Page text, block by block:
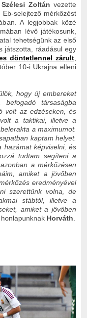
Szélesi Zoltán vezette
selejtező mérkőzést
A legjobbak közé
lévő játékosunk,
tehetségünk az első
játszotta, ráadásul egy
döntetlennel zárult,
10-i Ukrajna elleni
hogy új embereket
társaságba
volt az edzéseken, és
a taktikai, illetve a
a maximumot.
kaptam helyet.
hazámat képviselni, és
tudtam segíteni a
a mérkőzésen
amiket a jövőben
eredményével
szerettünk volna, de
stábtól, illetve a
amiket a jövőben
Horváth.